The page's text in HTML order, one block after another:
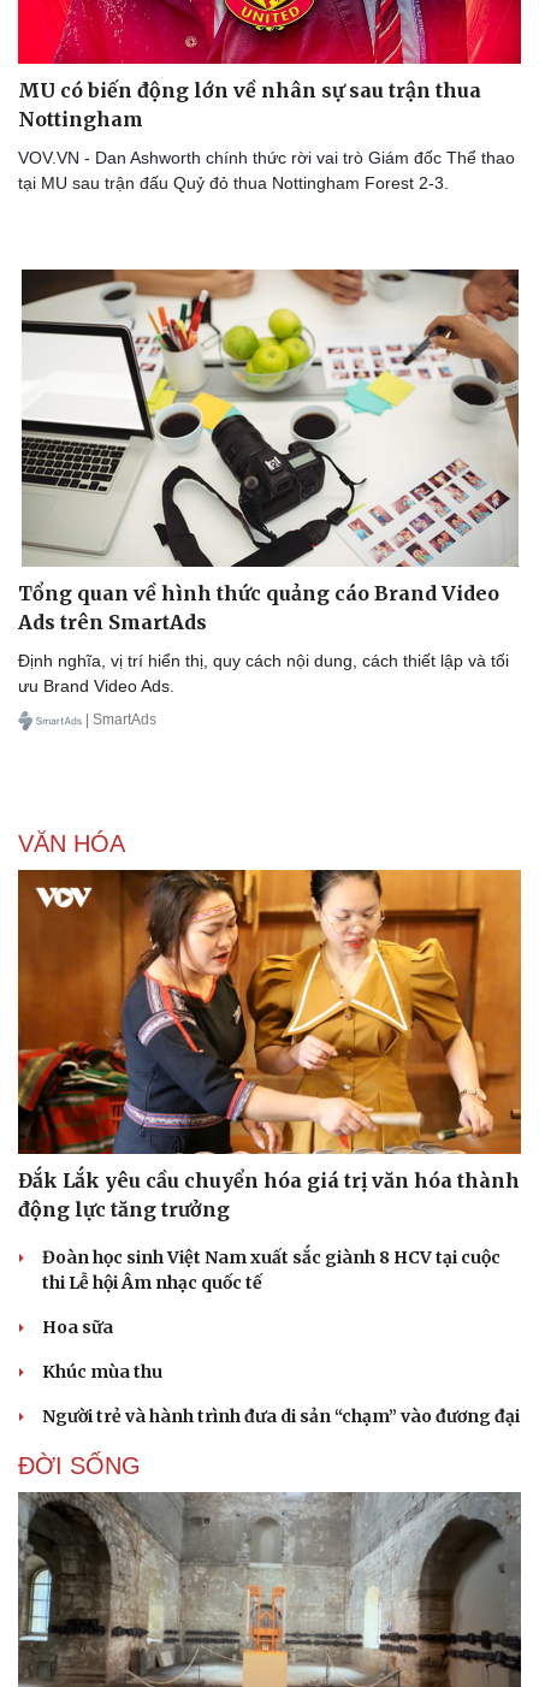
Doanh nghiệp
Doanh nhân
Trải nghiệm
MU có biến động lớn về nhân sự sau trận thua
Nottingham
VOV.VN - Dan Ashworth chính thức rời vai trò Giám đốc Thể thao
tại MU sau trận đấu Quỷ đỏ thua Nottingham Forest 2-3.
Tổng quan về hình thức quảng cáo Brand Video
Ads trên SmartAds
Định nghĩa, vị trí hiển thị, quy cách nội dung, cách thiết lập và tối
ưu Brand Video Ads.
| SmartAds
VĂN HÓA
Đắk Lắk yêu cầu chuyển hóa giá trị văn hóa thành
động lực tăng trưởng
Đoàn học sinh Việt Nam xuất sắc giành 8 HCV tại cuộc
thi Lễ hội Âm nhạc quốc tế
Hoa sữa
Khúc mùa thu
Người trẻ và hành trình đưa di sản “chạm” vào đương đại
ĐỜI SỐNG